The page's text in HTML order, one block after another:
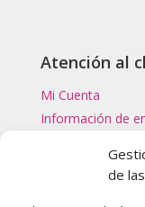
de
Atención al
Mi Cuenta
Información de
Categorías